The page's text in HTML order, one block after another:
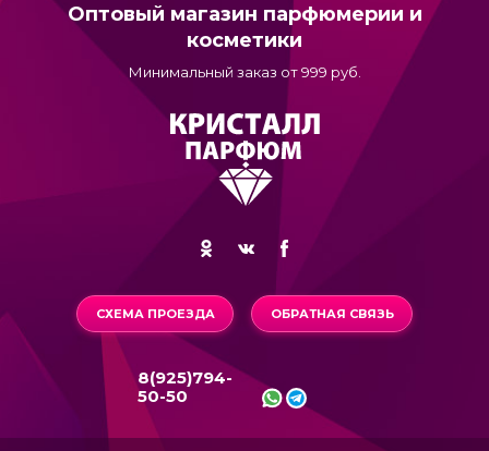
Оптовый магазин парфюмерии и
косметики
Минимальный заказ от 999 руб.
СХЕМА ПРОЕЗДА ОБРАТНАЯ СВЯЗЬ
8(925)794-
50-50